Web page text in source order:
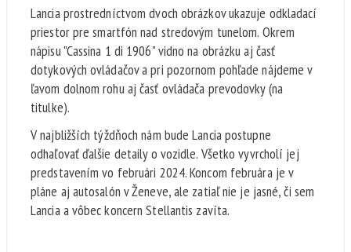
Lancia prostredníctvom dvoch obrázkov ukazuje odkladací
priestor pre smartfón nad stredovým tunelom. Okrem
nápisu "Cassina 1 di 1906" vidno na obrázku aj časť
dotykových ovládačov a pri pozornom pohľade nájdeme v
ľavom dolnom rohu aj časť ovládača prevodovky (na
titulke).
V najbližších týždňoch nám bude Lancia postupne
odhaľovať ďalšie detaily o vozidle. Všetko vyvrcholí jej
predstavením vo februári 2024. Koncom februára je v
pláne aj autosalón v Ženeve, ale zatiaľ nie je jasné, či sem
Lancia a vôbec koncern Stellantis zavíta.